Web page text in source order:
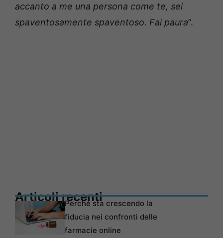
accanto a me una persona come te, sei
spaventosamente spaventoso. Fai paura”.
Articoli recentiPerché sta crescendo la
fiducia nei confronti delle
farmacie online